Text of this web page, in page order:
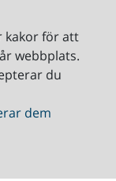
kakor för att
webbplats.
du
dem